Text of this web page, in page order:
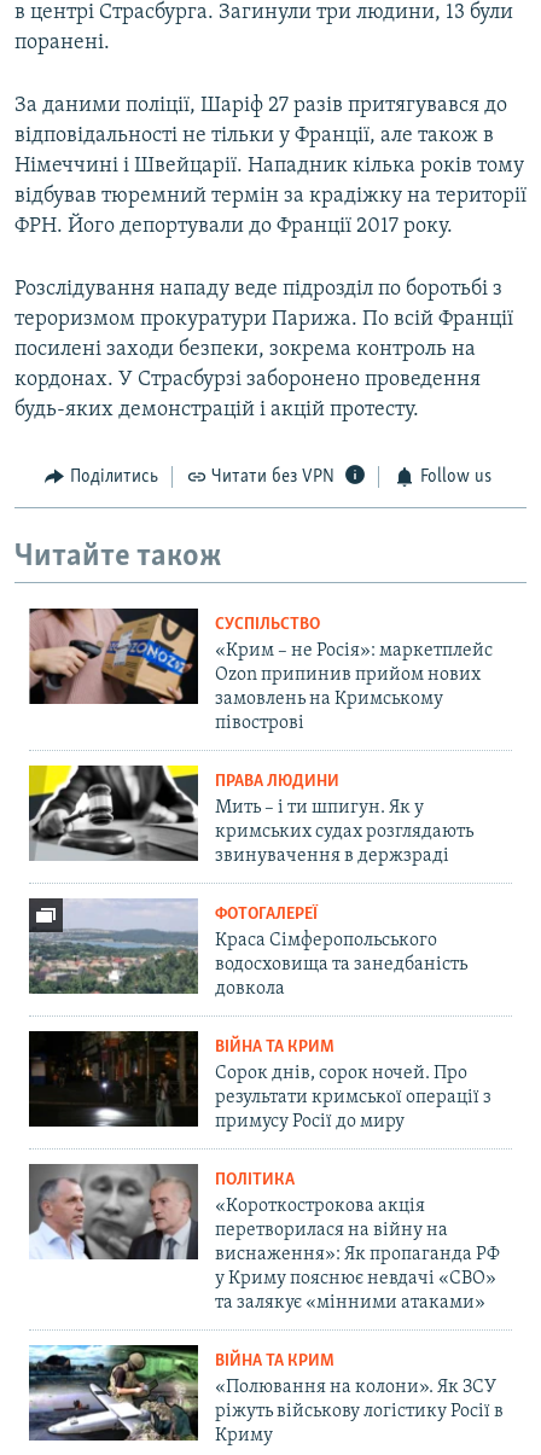
в центрі Страсбурга. Загинули три людини, 13 були
поранені.
За даними поліції, Шаріф 27 разів притягувався до
відповідальності не тільки у Франції, але також в
Німеччині і Швейцарії. Нападник кілька років тому
відбував тюремний термін за крадіжку на території
ФРН. Його депортували до Франції 2017 року.
Розслідування нападу веде підрозділ по боротьбі з
тероризмом прокуратури Парижа. По всій Франції
посилені заходи безпеки, зокрема контроль на
кордонах. У Страсбурзі заборонено проведення
будь-яких демонстрацій і акцій протесту.
Поділитись Читати без VPN Follow us
Читайте також
СУСПІЛЬСТВО
«Крим – не Росія»: маркетплейс
Ozon припинив прийом нових
замовлень на Кримському
півострові
ПРАВА ЛЮДИНИ
Мить – і ти шпигун. Як у
кримських судах розглядають
звинувачення в держзраді
ФОТОГАЛЕРЕЇ
Краса Сімферопольського
водосховища та занедбаність
довкола
ВІЙНА ТА КРИМ
Сорок днів, сорок ночей. Про
результати кримської операції з
примусу Росії до миру
ПОЛІТИКА
«Короткострокова акція
перетворилася на війну на
виснаження»: Як пропаганда РФ
у Криму пояснює невдачі «СВО»
та залякує «мінними атаками»
ВІЙНА ТА КРИМ
«Полювання на колони». Як ЗСУ
ріжуть військову логістику Росії в
Криму